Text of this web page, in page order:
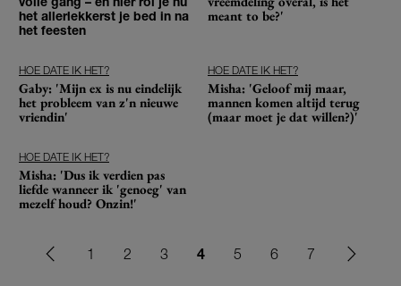
het allerlekkerst je bed in na
het feesten
meant to be?'
HOE DATE IK HET?
Gaby: 'Mijn ex is nu eindelijk
het probleem van z'n nieuwe
vriendin'
HOE DATE IK HET?
Misha: 'Geloof mij maar,
mannen komen altijd terug
(maar moet je dat willen?)'
HOE DATE IK HET?
Misha: 'Dus ik verdien pas
liefde wanneer ik 'genoeg' van
mezelf houd? Onzin!'
1 2 3 4 5 6 7